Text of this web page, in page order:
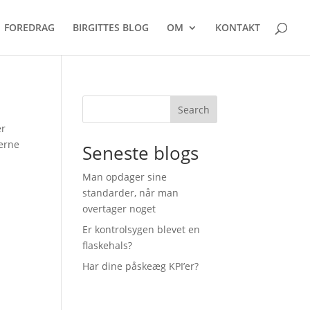
FOREDRAG BIRGITTES BLOG OM KONTAKT
Search
Seneste blogs
Man opdager sine
standarder, når man
overtager noget
Er kontrolsygen blevet en
flaskehals?
Har dine påskeæg KPI’er?